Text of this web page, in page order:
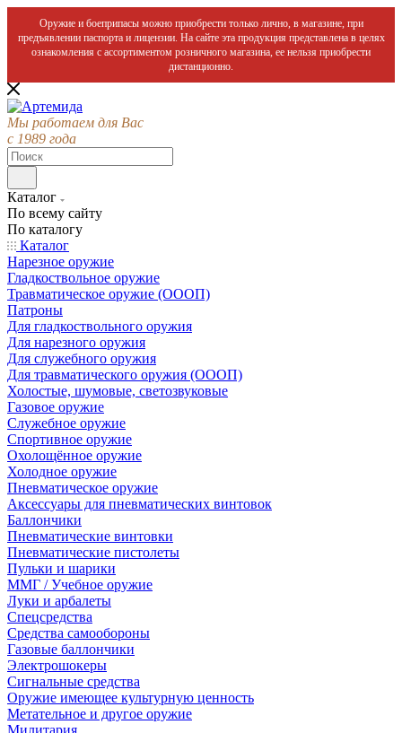
Оружие и боеприпасы можно приобрести только лично, в магазине, при
предъявлении паспорта и лицензии. На сайте эта продукция представлена в целях
ознакомления с ассортиментом розничного магазина, ее нельзя приобрести
дистанционно.
Мы работаем для Вас
с 1989 года
Каталог
По всему сайту
По каталогу
Каталог
Нарезное оружие
Гладкоствольное оружие
Травматическое оружие (ОООП)
Патроны
Для гладкоствольного оружия
Для нарезного оружия
Для служебного оружия
Для травматического оружия (ОООП)
Холостые, шумовые, светозвуковые
Газовое оружие
Служебное оружие
Спортивное оружие
Охолощённое оружие
Холодное оружие
Пневматическое оружие
Аксессуары для пневматических винтовок
Баллончики
Пневматические винтовки
Пневматические пистолеты
Пульки и шарики
ММГ / Учебное оружие
Луки и арбалеты
Спецсредства
Средства самообороны
Газовые баллончики
Электрошокеры
Сигнальные средства
Оружие имеющее культурную ценность
Метательное и другое оружие
Милитария